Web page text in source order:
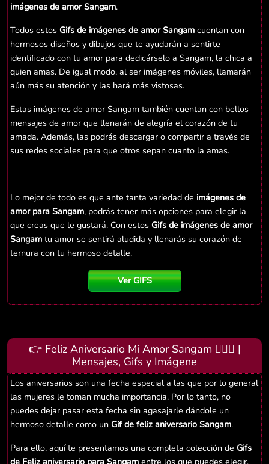
imágenes de amor Sangam.
Todos estos Gifs de imágenes de amor Sangam cuentan con
hermosos diseños y dibujos que te ayudarán a sentirte
identificado con tu amor para dedicárselo a Sangam, la chica a
quien amas. De igual modo, al ser imágenes móviles, llamarán
aún más su atención y las hará más vistosas.
Estas imágenes de amor Sangam también cuentan con bellos
mensajes de amor que llenarán de alegría el corazón de tu
amada. Además, las podrás descargar o compartir a través de
sus redes sociales para que otros sepan cuanto la amas.
Lo mejor de todo es que ante tanta variedad de imágenes de
amor para Sangam, podrás tener más opciones para elegir la
que creas que le gustará. Con estos Gifs de imágenes de amor
Sangam tu amor se sentirá aludida y llenarás su corazón de
ternura con tu hermoso detalle.
Ver GIFS
👉 Feliz Aniversario Mi Amor Sangam 👨‍❤️‍👨 |
Mensajes, Gifs y Imágene
Los aniversarios son una fecha especial a las que por lo general
las mujeres le toman mucha importancia. Por lo tanto, no
puedes dejar pasar esta fecha sin agasajarle dándole un
hermoso detalle como un Gif de feliz aniversario Sangam.
Para ello, aquí te presentamos una completa colección de Gifs